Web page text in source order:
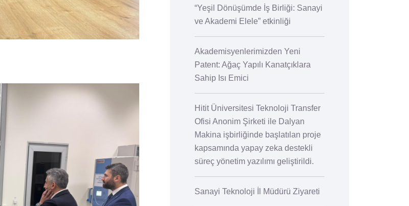
“Yeşil Dönüşümde İş Birliği: Sanayi
ve Akademi Elele” etkinliği
Akademisyenlerimizden Yeni
Patent: Ağaç Yapılı Kanatçıklara
Sahip Isı Emici
Hitit Üniversitesi Teknoloji Transfer
Ofisi Anonim Şirketi ile Dalyan
Makina işbirliğinde başlatılan proje
kapsamında yapay zeka destekli
süreç yönetim yazılımı geliştirildi.
Sanayi Teknoloji İl Müdürü Ziyareti